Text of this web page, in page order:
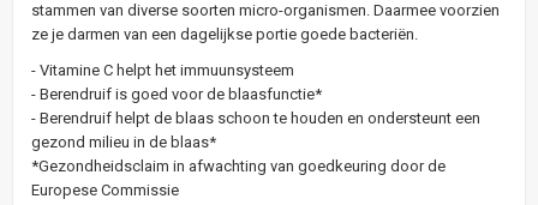
stammen van diverse soorten micro-organismen. Daarmee voorzien
ze je darmen van een dagelijkse portie goede bacteriën.
- Vitamine C helpt het immuunsysteem
- Berendruif is goed voor de blaasfunctie*
- Berendruif helpt de blaas schoon te houden en ondersteunt een
gezond milieu in de blaas*
*Gezondheidsclaim in afwachting van goedkeuring door de
Europese Commissie